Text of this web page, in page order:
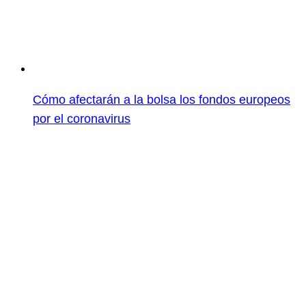
Cómo afectarán a la bolsa los fondos europeos
por el coronavirus